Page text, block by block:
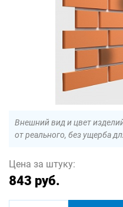
Внешний вид и цвет
от реального, без ущерба
Цена за штуку:
843 руб.